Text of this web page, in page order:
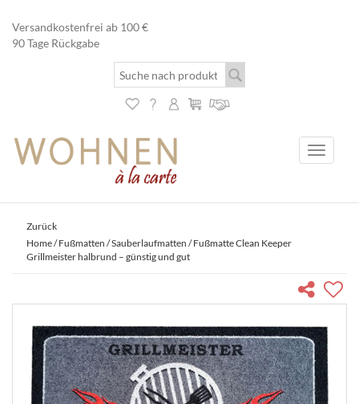
Versandkostenfrei ab 100 €
90 Tage Rückgabe
Toggle
Zurück
Home/Fußmatten /Sauberlaufmatten / Fußmatte Clean Keeper
Grillmeister halbrund – günstig und gut